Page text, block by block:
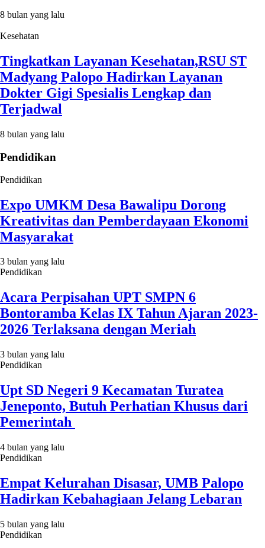
8 bulan yang lalu
Kesehatan
Tingkatkan Layanan Kesehatan,RSU ST
Madyang Palopo Hadirkan Layanan
Dokter Gigi Spesialis Lengkap dan
Terjadwal
8 bulan yang lalu
Pendidikan
Pendidikan
Expo UMKM Desa Bawalipu Dorong
Kreativitas dan Pemberdayaan Ekonomi
Masyarakat
3 bulan yang lalu
Pendidikan
Acara Perpisahan UPT SMPN 6
Bontoramba Kelas IX Tahun Ajaran 2023-
2026 Terlaksana dengan Meriah
3 bulan yang lalu
Pendidikan
Upt SD Negeri 9 Kecamatan Turatea
Jeneponto, Butuh Perhatian Khusus dari
Pemerintah
4 bulan yang lalu
Pendidikan
Empat Kelurahan Disasar, UMB Palopo
Hadirkan Kebahagiaan Jelang Lebaran
5 bulan yang lalu
Pendidikan